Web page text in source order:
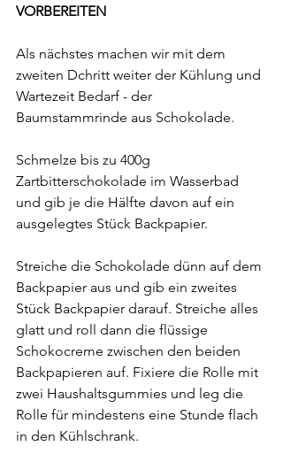
VORBEREITEN
Als nächstes machen wir mit dem
zweiten Dchritt weiter der Kühlung und
Wartezeit Bedarf - der
Baumstammrinde aus Schokolade.
Schmelze bis zu 400g
Zartbitterschokolade im Wasserbad
und gib je die Hälfte davon auf ein
ausgelegtes Stück Backpapier.
Streiche die Schokolade dünn auf dem
Backpapier aus und gib ein zweites
Stück Backpapier darauf. Streiche alles
glatt und roll dann die flüssige
Schokocreme zwischen den beiden
Backpapieren auf. Fixiere die Rolle mit
zwei Haushaltsgummies und leg die
Rolle für mindestens eine Stunde flach
in den Kühlschrank.